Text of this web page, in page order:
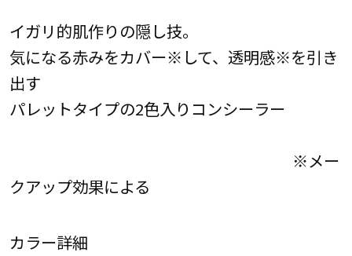
イガリ的肌作りの隠し技。
気になる赤みをカバー※して、透明感※を引き
出す
パレットタイプの2色入りコンシーラー
※メー
クアップ効果による
カラー詳細